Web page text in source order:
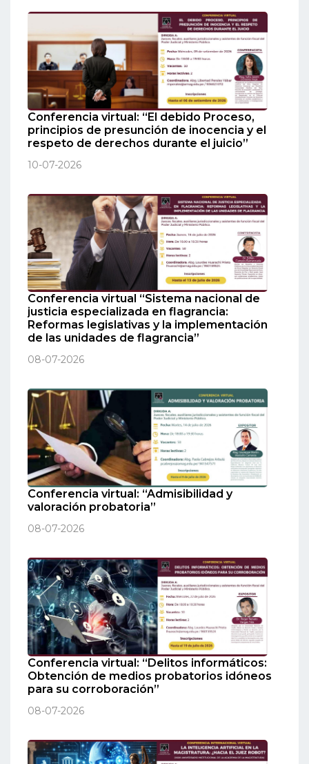
Conferencia virtual: “El debido Proceso,
principios de presunción de inocencia y el
respeto de derechos durante el juicio”
10-07-2026
Conferencia virtual “Sistema nacional de
justicia especializada en flagrancia:
Reformas legislativas y la implementación
de las unidades de flagrancia”
08-07-2026
Conferencia virtual: “Admisibilidad y
valoración probatoria”
08-07-2026
Conferencia virtual: “Delitos informáticos:
Obtención de medios probatorios idóneos
para su corroboración”
08-07-2026